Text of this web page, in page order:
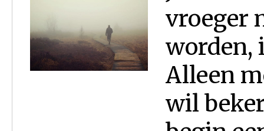
vroeger
worden,
Alleen
wil